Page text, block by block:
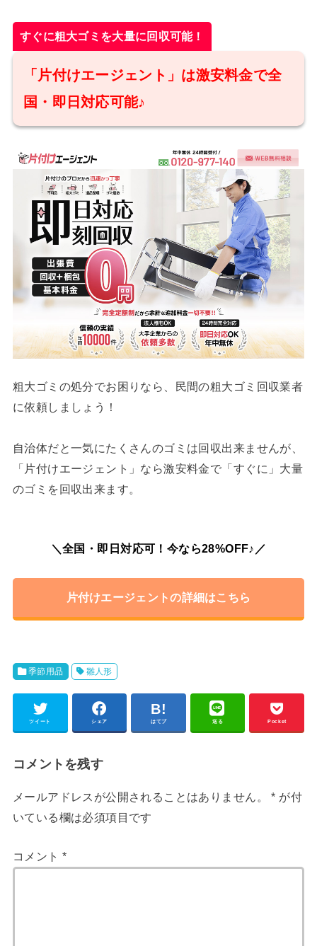
すぐに粗大ゴミを大量に回収可能！
「片付けエージェント」は激安料金で全
国・即日対応可能♪
粗大ゴミの処分でお困りなら、民間の粗大ゴミ回収業者
に依頼しましょう！
自治体だと一気にたくさんのゴミは回収出来ませんが、
「片付けエージェント」なら激安料金で「すぐに」大量
のゴミを回収出来ます。
＼全国・即日対応可！今なら28%OFF♪／
片付けエージェントの詳細はこちら
季節用品 雛人形
ツイート シェア はてブ 送る Pocket
コメントを残す
メールアドレスが公開されることはありません。 * が付
いている欄は必須項目です
コメント *